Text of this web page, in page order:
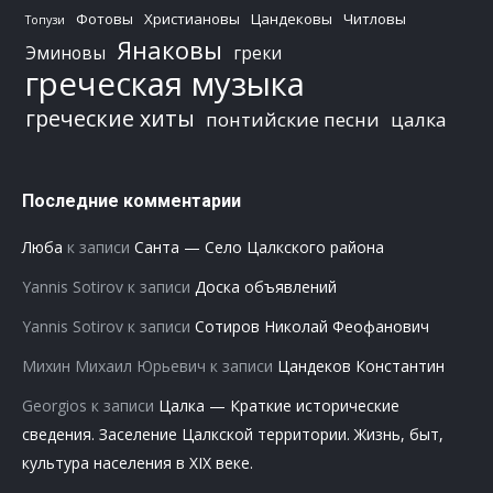
Топузи Фотовы Христиановы Цандековы Читловы
Эминовы Янаковы греки
греческая музыка
греческие хиты понтийские песни цалка
Последние комментарии
Люба к записи Санта — Село Цалкского района
Yannis Sotirov к записи Доска объявлений
Yannis Sotirov к записи Сотиров Николай Феофанович
Михин Михаил Юрьевич к записи Цандеков Константин
Georgios к записи Цалка — Краткие исторические
сведения. Заселение Цалкской территории. Жизнь, быт,
культура населения в XIX веке.